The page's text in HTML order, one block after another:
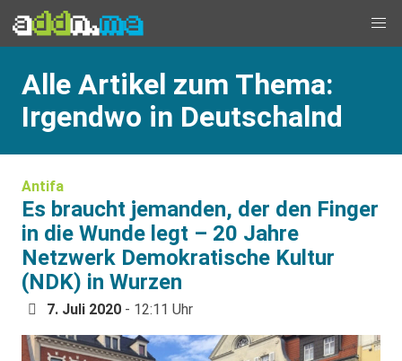
Alle Artikel zum Thema:
Irgendwo in Deutschalnd
Antifa
Es braucht jemanden, der den Finger
in die Wunde legt – 20 Jahre
Netzwerk Demokratische Kultur
(NDK) in Wurzen
7. Juli 2020 - 12:11 Uhr